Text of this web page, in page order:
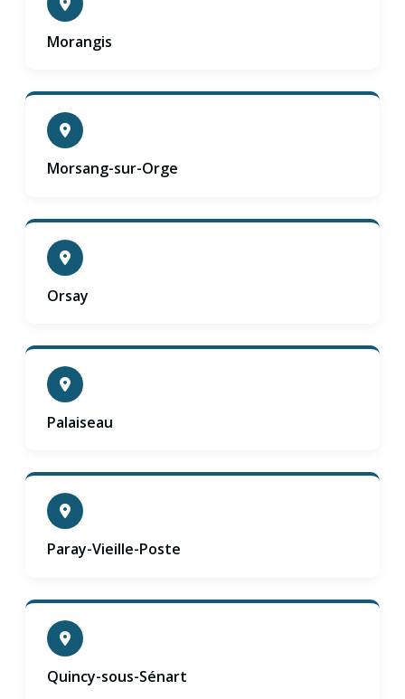
Morangis
Morsang-sur-Orge
Orsay
Palaiseau
Paray-Vieille-Poste
Quincy-sous-Sénart